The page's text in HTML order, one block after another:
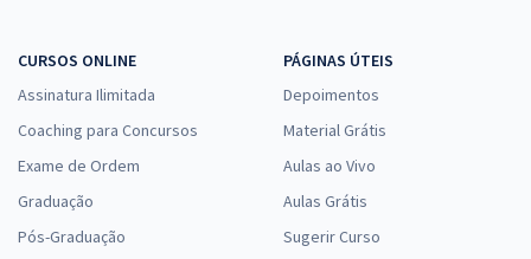
CURSOS ONLINE
Assinatura Ilimitada
Coaching para Concursos
Exame de Ordem
Graduação
Pós-Graduação
PÁGINAS ÚTEIS
Depoimentos
Material Grátis
Aulas ao Vivo
Aulas Grátis
Sugerir Curso